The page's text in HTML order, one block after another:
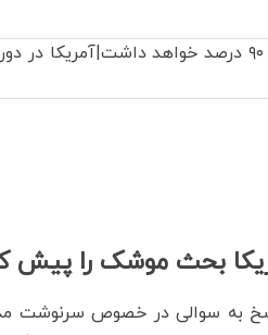
بحث موشک را پیش
به سوالی در خصوص سرنوشت